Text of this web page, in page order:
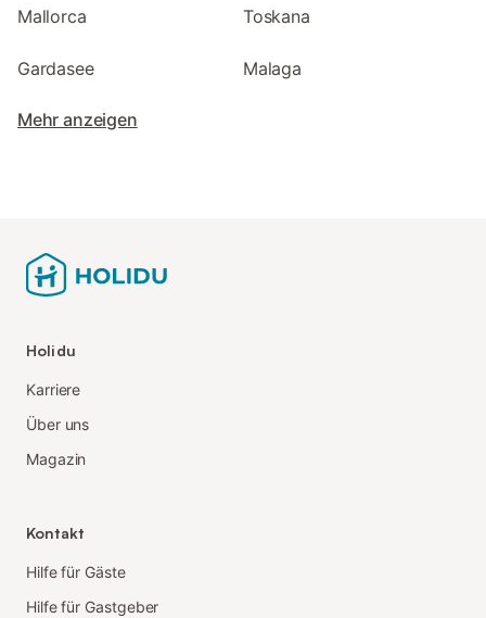
Mallorca Toskana
Gardasee Malaga
Mehr anzeigen
Holidu
Karriere
Über uns
Magazin
Kontakt
Hilfe für Gäste
Hilfe für Gastgeber